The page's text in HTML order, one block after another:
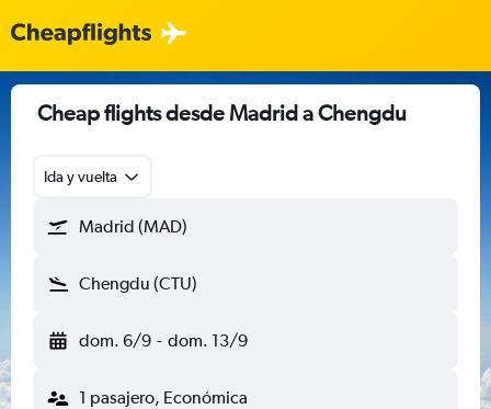
Cheap flights desde Madrid a Chengdu
Ida y vuelta
Madrid (MAD)
Chengdu (CTU)
dom. 6/9 - dom. 13/9
1 pasajero, Económica